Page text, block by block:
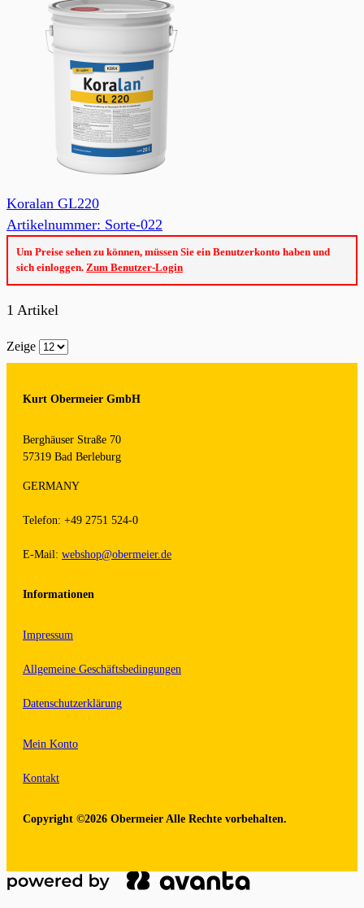
Koralan GL220
Artikelnummer: Sorte-022
Um Preise sehen zu können, müssen Sie ein Benutzerkonto haben und
sich einloggen. Zum Benutzer-Login
1 Artikel
Zeige
Kurt Obermeier GmbH
Berghäuser Straße 70
57319 Bad Berleburg
GERMANY
Telefon: +49 2751 524-0
E-Mail: webshop@obermeier.de
Informationen
Impressum
Allgemeine Geschäftsbedingungen
Datenschutzerklärung
Mein Konto
Kontakt
Copyright ©2026 Obermeier Alle Rechte vorbehalten.